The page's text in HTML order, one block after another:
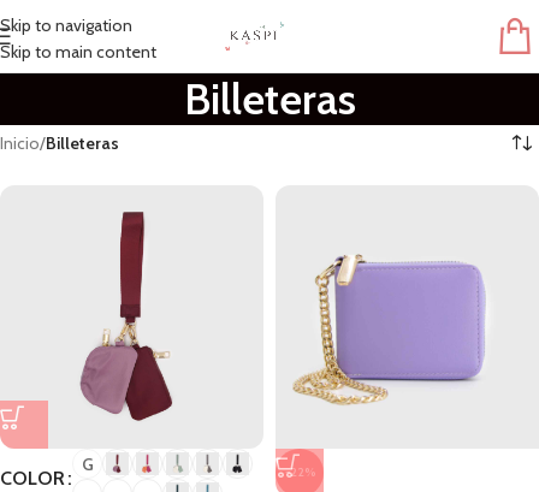
Skip to navigation
Skip to main content
Billeteras
Inicio/Billeteras
COLOR
G -22%